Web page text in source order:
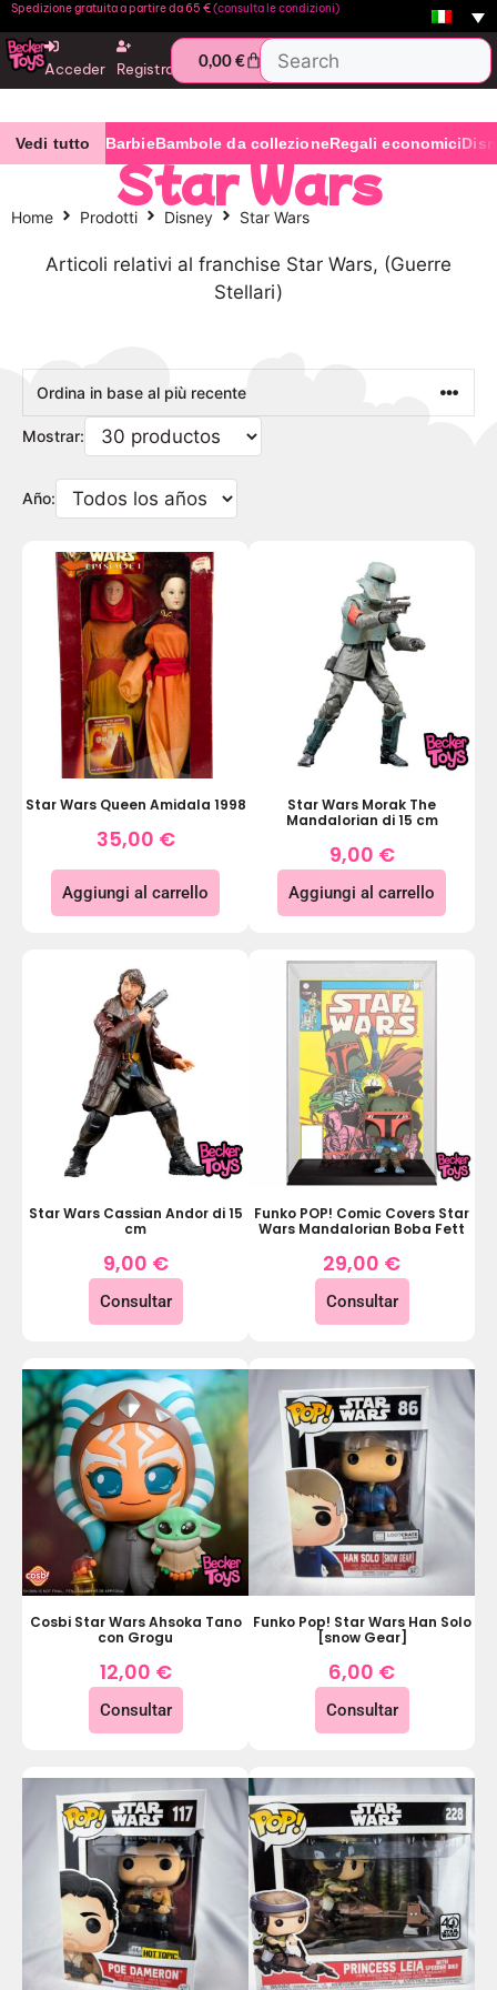
Spedizione gratuita a partire da 65 €(consulta le condizioni)
Acceder Registro 0,00€
Vedi tutto BarbieBambole da collezioneRegali economici
Star Wars
Home Prodotti Disney Star Wars
Articoli relativi al franchise Star Wars, (Guerre
Stellari)
Mostrar:
Año:
Star Wars Queen Amidala 1998
35,00 €
Aggiungi al carrello
Star Wars Morak The
Mandalorian di 15 cm
9,00 €
Aggiungi al carrello
Star Wars Cassian Andor di 15
cm
9,00 €
Consultar
Funko POP! Comic Covers Star
Wars Mandalorian Boba Fett
29,00 €
Consultar
Cosbi Star Wars Ahsoka Tano
con Grogu
12,00 €
Consultar
Funko Pop! Star Wars Han Solo
[snow Gear]
6,00 €
Consultar